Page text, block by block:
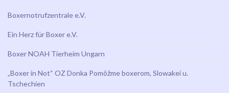
Boxernotrufzentrale e.V.
Ein Herz für Boxer e.V.
Boxer NOAH Tierheim Ungarn
„Boxer in Not“ OZ Donka Pomôžme boxerom, Slowakei u.
Tschechien